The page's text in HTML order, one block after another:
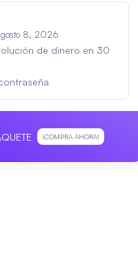
8, 2026
de dinero en 30
¡COMPRA AHORA!